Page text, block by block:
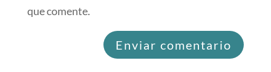
que comente.